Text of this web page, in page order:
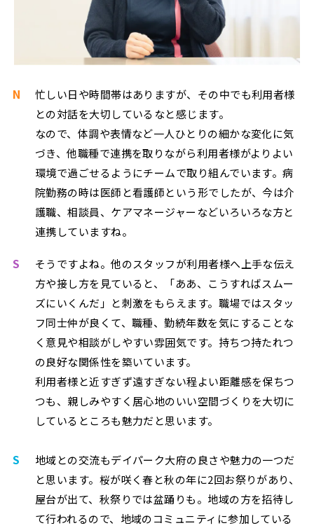
N
忙しい日や時間帯はありますが、その中でも利用者様
との対話を大切しているなと感じます。
なので、体調や表情など一人ひとりの細かな変化に気
づき、他職種で連携を取りながら利用者様がよりよい
環境で過ごせるようにチームで取り組んでいます。病
院勤務の時は医師と看護師という形でしたが、今は介
護職、相談員、ケアマネージャーなどいろいろな方と
連携していますね。
S
そうですよね。他のスタッフが利用者様へ上手な伝え
方や接し方を見ていると、「ああ、こうすればスムー
ズにいくんだ」と刺激をもらえます。職場ではスタッ
フ同士仲が良くて、職種、勤続年数を気にすることな
く意見や相談がしやすい雰囲気です。持ちつ持たれつ
の良好な関係性を築いています。
利用者様と近すぎず遠すぎない程よい距離感を保ちつ
つも、親しみやすく居心地のいい空間づくりを大切に
しているところも魅力だと思います。
S
地域との交流もデイパーク大府の良さや魅力の一つだ
と思います。桜が咲く春と秋の年に2回お祭りがあり、
屋台が出て、秋祭りでは盆踊りも。地域の方を招待し
て行われるので、地域のコミュニティに参加している